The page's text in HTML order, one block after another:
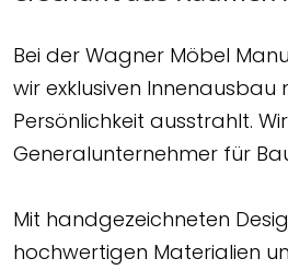
Bei der Wagner Möbel
wir exklusiven Innenausbau
Persönlichkeit ausstrahlt.
Generalunternehmer für
Mit handgezeichneten
hochwertigen Materialien